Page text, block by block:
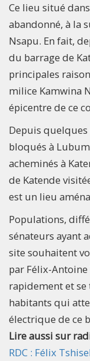
Ce lieu situé
abandonné, à la
Nsapu. En fait,
du barrage de
principales
milice Kamwina
épicentre de ce
Depuis
bloqués à
acheminés à
de Katende
est un lieu
Populations,
sénateurs ayant
site souhaitent
par Félix-
rapidement et
habitants qui
électrique de ce
Lire aussi sur
RDC : Félix